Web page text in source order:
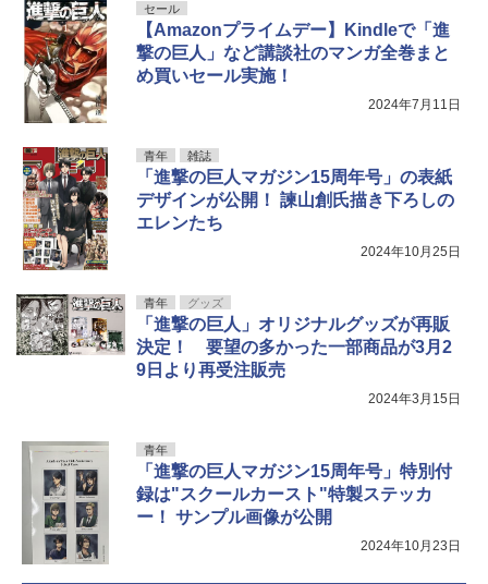
セール
【Amazonプライムデー】Kindleで「進
撃の巨人」など講談社のマンガ全巻まと
め買いセール実施！
2024年7月11日
青年 雑誌
「進撃の巨人マガジン15周年号」の表紙
デザインが公開！ 諫山創氏描き下ろしの
エレンたち
2024年10月25日
青年 グッズ
「進撃の巨人」オリジナルグッズが再販
決定！ 要望の多かった一部商品が3月2
9日より再受注販売
2024年3月15日
青年
「進撃の巨人マガジン15周年号」特別付
録は"スクールカースト"特製ステッカ
ー！ サンプル画像が公開
2024年10月23日